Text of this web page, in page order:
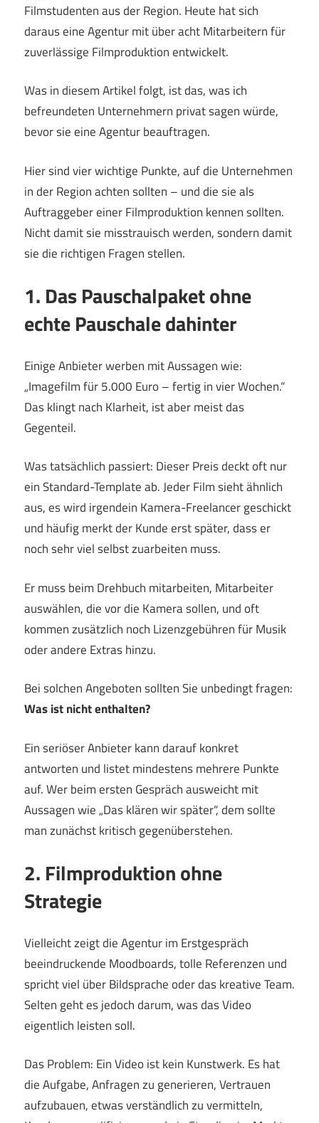
Filmstudenten aus der Region. Heute hat sich
daraus eine Agentur mit über acht Mitarbeitern für
zuverlässige Filmproduktion entwickelt.
Was in diesem Artikel folgt, ist das, was ich
befreundeten Unternehmern privat sagen würde,
bevor sie eine Agentur beauftragen.
Hier sind vier wichtige Punkte, auf die Unternehmen
in der Region achten sollten – und die sie als
Auftraggeber einer Filmproduktion kennen sollten.
Nicht damit sie misstrauisch werden, sondern damit
sie die richtigen Fragen stellen.
1. Das Pauschalpaket ohne
echte Pauschale dahinter
Einige Anbieter werben mit Aussagen wie:
„Imagefilm für 5.000 Euro – fertig in vier Wochen.“
Das klingt nach Klarheit, ist aber meist das
Gegenteil.
Was tatsächlich passiert: Dieser Preis deckt oft nur
ein Standard-Template ab. Jeder Film sieht ähnlich
aus, es wird irgendein Kamera-Freelancer geschickt
und häufig merkt der Kunde erst später, dass er
noch sehr viel selbst zuarbeiten muss.
Er muss beim Drehbuch mitarbeiten, Mitarbeiter
auswählen, die vor die Kamera sollen, und oft
kommen zusätzlich noch Lizenzgebühren für Musik
oder andere Extras hinzu.
Bei solchen Angeboten sollten Sie unbedingt fragen:
Was ist nicht enthalten?
Ein seriöser Anbieter kann darauf konkret
antworten und listet mindestens mehrere Punkte
auf. Wer beim ersten Gespräch ausweicht mit
Aussagen wie „Das klären wir später“, dem sollte
man zunächst kritisch gegenüberstehen.
2. Filmproduktion ohne
Strategie
Vielleicht zeigt die Agentur im Erstgespräch
beeindruckende Moodboards, tolle Referenzen und
spricht viel über Bildsprache oder das kreative Team.
Selten geht es jedoch darum, was das Video
eigentlich leisten soll.
Das Problem: Ein Video ist kein Kunstwerk. Es hat
die Aufgabe, Anfragen zu generieren, Vertrauen
aufzubauen, etwas verständlich zu vermitteln,